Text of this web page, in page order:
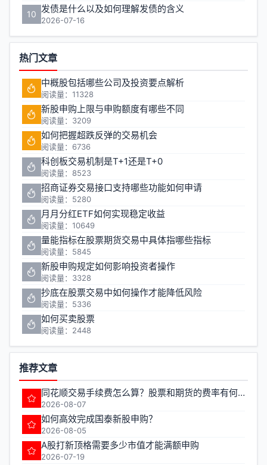
10 发债是什么以及如何理解发债的含义
2026-07-16
热门文章
中概股包括哪些公司及投资要点解析
阅读量：11328
新股申购上限与申购额度有哪些不同
阅读量：3209
如何把握超跌反弹的交易机会
阅读量：6736
科创板交易机制是T+1还是T+0
阅读量：8523
招商证券交易接口支持哪些功能如何申请
阅读量：5280
月月分红ETF如何实现稳定收益
阅读量：10649
量能指标在股票期货交易中具体指哪些指标
阅读量：5845
新股申购规定如何影响投资者操作
阅读量：3328
抄底在股票交易中如何操作才能降低风险
阅读量：5336
如何买卖股票
阅读量：2448
推荐文章
同花顺交易手续费怎么算？股票和期货的费率有何不同？
2026-08-07
如何高效完成国泰新股申购？
2026-08-05
A股打新顶格需要多少市值才能满额申购
2026-07-19